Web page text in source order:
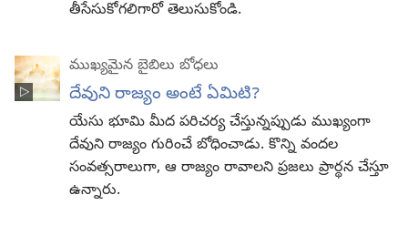
తీసేసుకోగలిగారో తెలుసుకోండి.
ముఖ్యమైన బైబిలు బోధలు
దేవుని రాజ్యం అంటే ఏమిటి?
యేసు భూమి మీద పరిచర్య చేస్తున్నప్పుడు ముఖ్యంగా
దేవుని రాజ్యం గురించే బోధించాడు. కొన్ని వందల
సంవత్సరాలుగా, ఆ రాజ్యం రావాలని ప్రజలు ప్రార్థన చేస్తూ
ఉన్నారు.